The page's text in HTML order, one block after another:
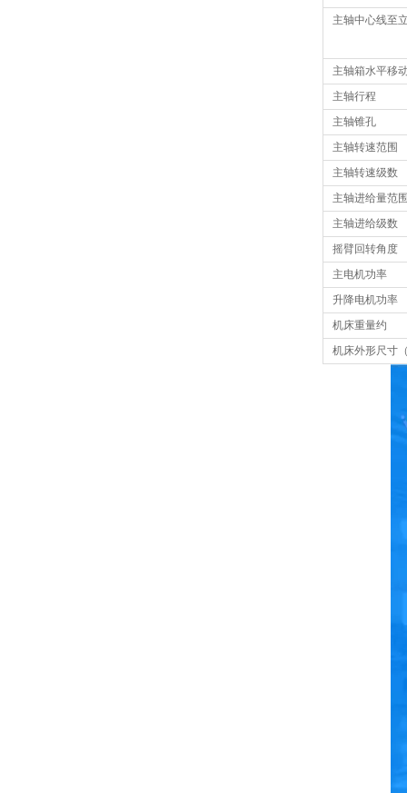
主轴中心线至
主轴箱水平移
主轴行程
主轴锥孔
主轴转速范围
主轴转速级数
主轴进给量范
主轴进给级数
摇臂回转角度
主电机功率
升降电机功率
机床重量约
机床外形尺寸